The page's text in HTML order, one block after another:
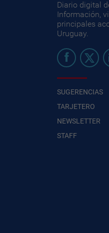
Diario digital
Información,
principales
Uruguay.
SUGERENCIAS
TARJETERO
NEWSLETTER
STAFF